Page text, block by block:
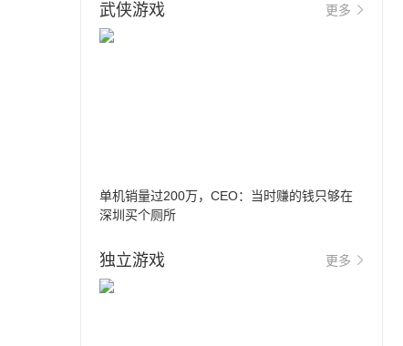
武侠游戏 更多
单机销量过200万，CEO：当时赚的钱只够在
深圳买个厕所
独立游戏 更多